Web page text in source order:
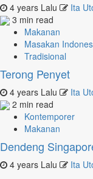
4 years Lalu
Ita
3 min read
Makanan
Masakan
Tradisional
Terong Penyet
4 years Lalu
Ita
2 min read
Kontemporer
Makanan
Dendeng
4 years Lalu Ita